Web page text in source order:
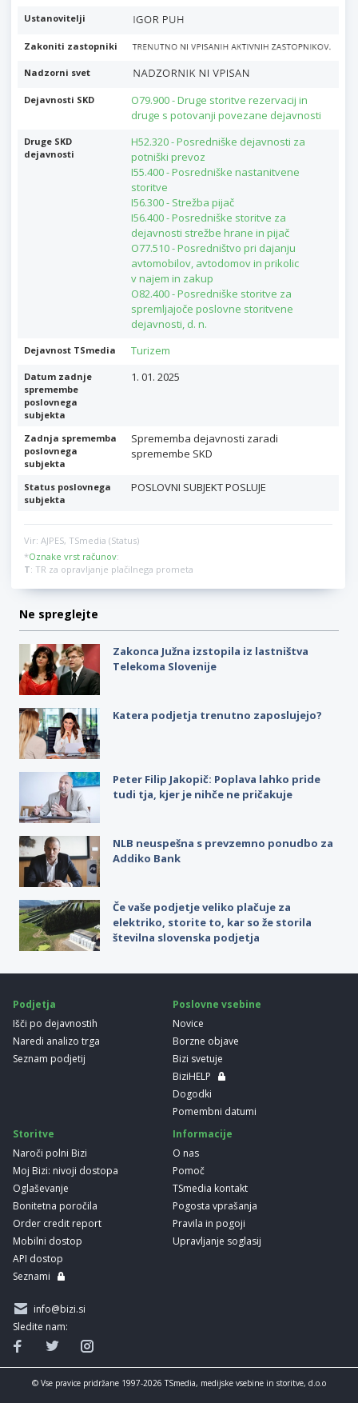
Ustanovitelji
Zakoniti zastopniki
Nadzorni svet
Dejavnosti SKD
O79.900 - Druge storitve rezervacij in
druge s potovanji povezane dejavnosti
Druge SKD
dejavnosti
H52.320 - Posredniške dejavnosti za
potniški prevoz
I55.400 - Posredniške nastanitvene
storitve
I56.300 - Strežba pijač
I56.400 - Posredniške storitve za
dejavnosti strežbe hrane in pijač
O77.510 - Posredništvo pri dajanju
avtomobilov, avtodomov in prikolic
v najem in zakup
O82.400 - Posredniške storitve za
spremljajoče poslovne storitvene
dejavnosti, d. n.
Dejavnost TSmedia Turizem
Datum zadnje
spremembe
poslovnega
subjekta
1. 01. 2025
Zadnja sprememba
poslovnega
subjekta
Sprememba dejavnosti zaradi
spremembe SKD
Status poslovnega
subjekta
POSLOVNI SUBJEKT POSLUJE
Vir: AJPES, TSmedia (Status)
*Oznake vrst računov:
T: TR za opravljanje plačilnega prometa
Ne spreglejte
Zakonca Južna izstopila iz lastništva
Telekoma Slovenije
Katera podjetja trenutno zaposlujejo?
Peter Filip Jakopič: Poplava lahko pride
tudi tja, kjer je nihče ne pričakuje
NLB neuspešna s prevzemno ponudbo za
Addiko Bank
Če vaše podjetje veliko plačuje za
elektriko, storite to, kar so že storila
številna slovenska podjetja
Podjetja
Išči po dejavnostih
Naredi analizo trga
Seznam podjetij
Poslovne vsebine
Novice
Borzne objave
Bizi svetuje
BiziHELP
Dogodki
Pomembni datumi
Storitve
Naroči polni Bizi
Moj Bizi: nivoji dostopa
Oglaševanje
Bonitetna poročila
Order credit report
Mobilni dostop
API dostop
Seznami
Informacije
O nas
Pomoč
TSmedia kontakt
Pogosta vprašanja
Pravila in pogoji
Upravljanje soglasij
info@bizi.si
Sledite nam:
© Vse pravice pridržane 1997-2026 TSmedia, medijske vsebine in storitve, d.o.o